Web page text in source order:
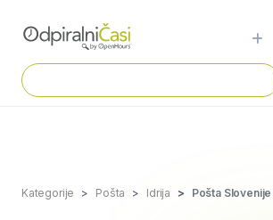
Kategorije Pošta Idrija Pošta